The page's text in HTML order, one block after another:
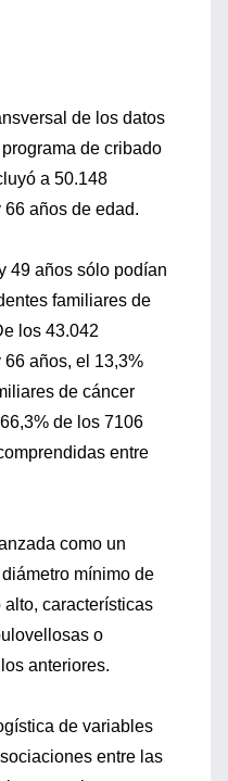
de los datos
de cribado
a 50.148
años de edad.
49 años sólo podían
familiares de
los 43.042
años, el 13,3%
de cáncer
de los 7106
entre
como un
mínimo de
características
o
anteriores.
de variables
entre las